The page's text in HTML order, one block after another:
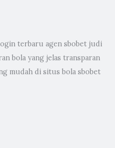
terbaru agen sbobet judi
bola yang jelas transparan
mudah di situs bola sbobet